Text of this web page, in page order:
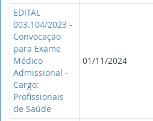
EDITAL
003.104/2023 -
Convocação
para Exame
Médico
Admissional -
Cargo:
Profissionais
de Saúde
01/11/2024